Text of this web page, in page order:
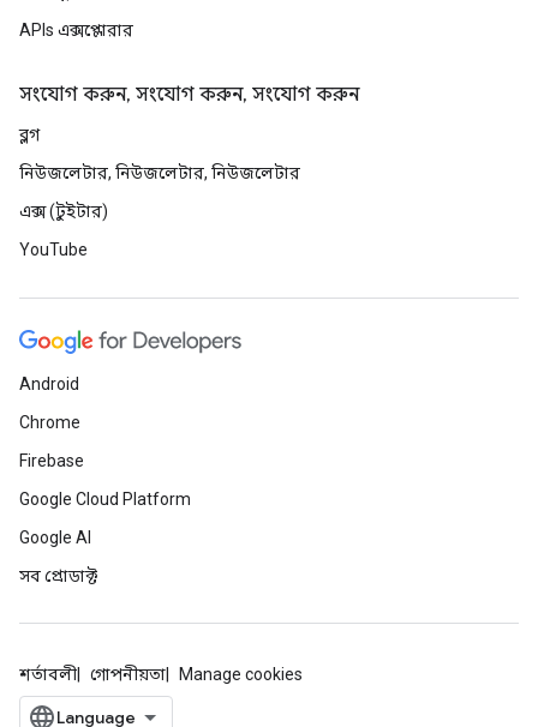
APIs এক্সপ্লোরার
সংযোগ করুন, সংযোগ করুন, সংযোগ করুন
ব্লগ
নিউজলেটার, নিউজলেটার, নিউজলেটার
এক্স (টুইটার)
YouTube
Android
Chrome
Firebase
Google Cloud Platform
Google AI
সব প্রোডাক্ট
শর্তাবলী গোপনীয়তা Manage cookies